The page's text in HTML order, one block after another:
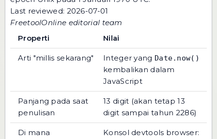
Last reviewed: 2026-07-01
FreetoolOnline editorial team
Properti
Nilai
Arti "millis sekarang" Integer yang Date.now()
kembalikan dalam
JavaScript
Panjang pada saat
penulisan
13 digit (akan tetap 13
digit sampai tahun 2286)
Di mana
Konsol devtools browser: